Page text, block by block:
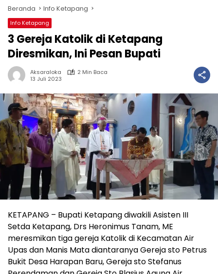
Beranda Info Ketapang
Info Ketapang
3 Gereja Katolik di Ketapang
Diresmikan, Ini Pesan Bupati
Aksaraloka
2 Min Baca
13 Juli 2023
KETAPANG – Bupati Ketapang diwakili Asisten III
Setda Ketapang, Drs Heronimus Tanam, ME
meresmikan tiga gereja Katolik di Kecamatan Air
Upas dan Manis Mata diantaranya Gereja sto Petrus
Bukit Desa Harapan Baru, Gereja sto Stefanus